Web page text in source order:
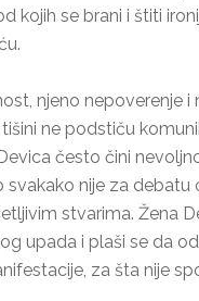
kojih se brani i štiti
njeno nepoverenje i
ne podstiču
često čini
svakako nije za debatu
stvarima. Žena
upada i plaši se da
za šta nije